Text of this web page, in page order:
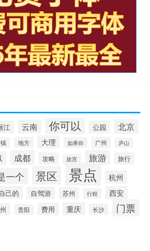
江 云南 你可以 公园 北京
地方 大理 如果你 广州 庐山
成都 攻略 故宫 旅游 旅行
一个 景区 景点 杭州
自己的 自驾游 苏州 行程 西安
贵阳 费用 重庆 长沙 门票